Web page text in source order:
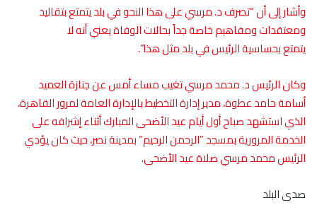
وأشار إلى أن “تصرف د. مرسي على هذا النحو في بلد يتمتع بتقاليد
ومعتقدات ومفاهيم خاصة جداً بحالات الوفاة يعني أنه لا
يتمتعبحساسيةالرئيس في بلد مثل هذا”.
وكان الرئيس د.محمد مرسيتغيب مساء أمس عن جنازة العميد
أسامة حامد عطوة، مدير إدارة التخطيط بالإدارة العامة لمرور القاهرة،
الذي استشهد صباح أول أيامعيد الأضحىالمبارك أثناء إشرافه على
الخدمة المرورية بمسجد ”الرحمن الرحيم”بمدينة نصر، حيث كان يؤدي
الرئيسمحمد مرسيصلاةعيد الأضحى.
صدى البلد